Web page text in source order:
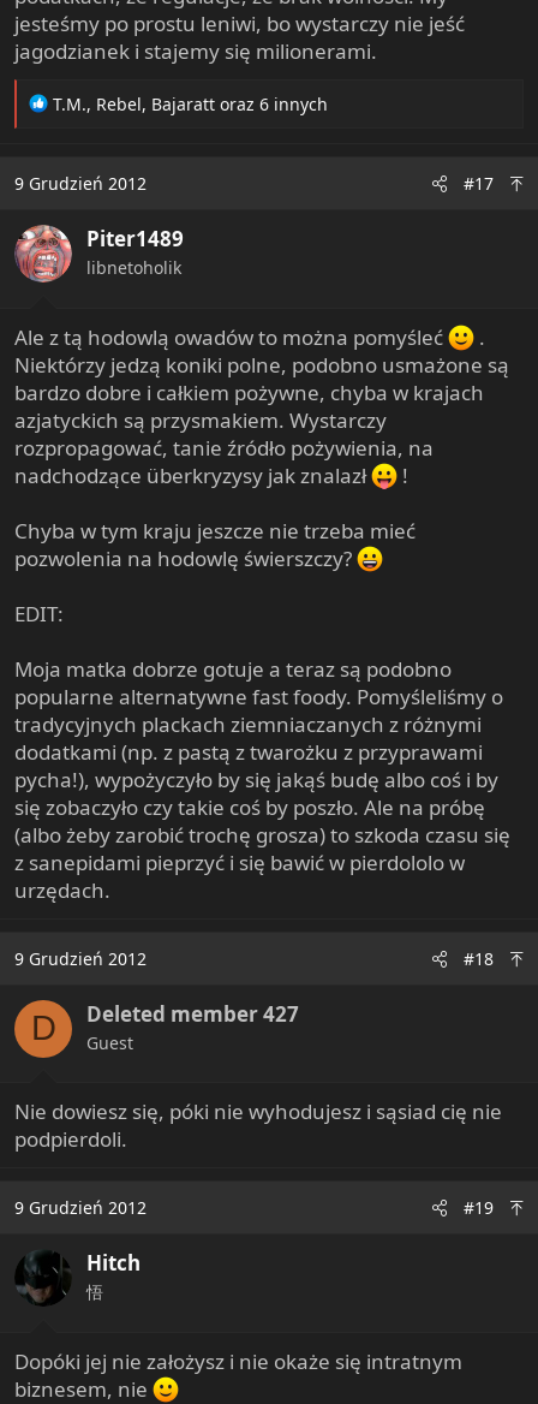
jesteśmy po prostu leniwi, bo wystarczy nie jeść
jagodzianek i stajemy się milionerami.
R
t
o
n
s
T.M., Rebel, Bajaratt oraz 6 innych
9 Grudzień 2012 #17
Piter1489
libnetoholik
Ale z tą hodowlą owadów to można pomyśleć
.
Niektórzy jedzą koniki polne, podobno usmażone są
bardzo dobre i całkiem pożywne, chyba w krajach
azjatyckich są przysmakiem. Wystarczy
rozpropagować, tanie źródło pożywienia, na
nadchodzące überkryzysy jak znalazł
!
Chyba w tym kraju jeszcze nie trzeba mieć
pozwolenia na hodowlę świerszczy?
EDIT:
Moja matka dobrze gotuje a teraz są podobno
popularne alternatywne fast foody. Pomyśleliśmy o
tradycyjnych plackach ziemniaczanych z różnymi
dodatkami (np. z pastą z twarożku z przyprawami
pycha!), wypożyczyło by się jakąś budę albo coś i by
się zobaczyło czy takie coś by poszło. Ale na próbę
(albo żeby zarobić trochę grosza) to szkoda czasu się
z sanepidami pieprzyć i się bawić w pierdololo w
urzędach.
9 Grudzień 2012 #18
D Deleted member 427
Guest
Nie dowiesz się, póki nie wyhodujesz i sąsiad cię nie
podpierdoli.
9 Grudzień 2012 #19
Hitch
悟
Dopóki jej nie założysz i nie okaże się intratnym
biznesem, nie